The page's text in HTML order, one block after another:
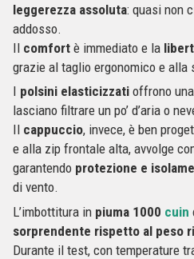
leggerezza assoluta: quasi non
addosso.
Il comfort è immediato e la
grazie al taglio ergonomico e alla
I polsini elasticizzati offrono
lasciano filtrare un po’ d’aria o
Il cappuccio, invece, è ben
e alla zip frontale alta, avvolge
garantendo protezione e
di vento.
L’imbottitura in piuma 1000 cuin
sorprendente rispetto al peso
Durante il test, con temperature